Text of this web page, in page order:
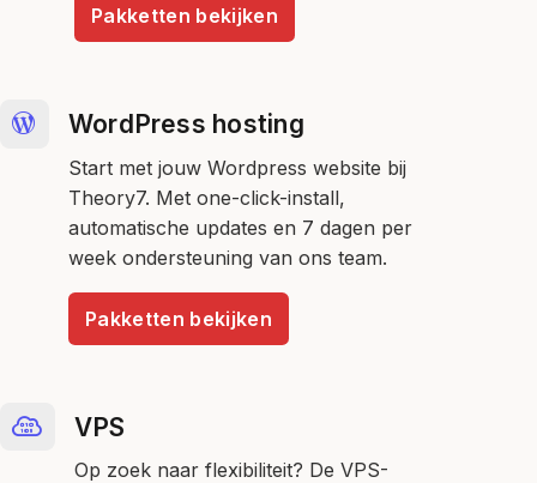
Pakketten bekijken
WordPress hosting
Start met jouw Wordpress website bij
Theory7. Met one-click-install,
automatische updates en 7 dagen per
week ondersteuning van ons team.
Pakketten bekijken
VPS
Op zoek naar flexibiliteit? De VPS-